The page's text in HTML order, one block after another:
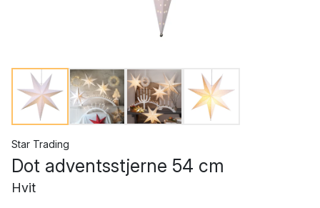
Star Trading
Dot adventsstjerne 54 cm
Hvit